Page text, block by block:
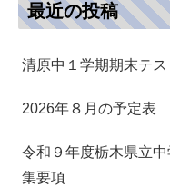
最近の投稿
清原中１学期期末テス
2026年８月の予定表
令和９年度栃木県立
集要項